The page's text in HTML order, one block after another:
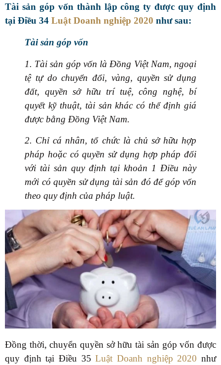
Tài sản góp vốn thành lập công ty được quy định
tại Điều 34 Luật Doanh nghiệp 2020 như sau:
Tài sản góp vốn
1. Tài sản góp vốn là Đồng Việt Nam, ngoại
tệ tự do chuyển đổi, vàng, quyền sử dụng
đất, quyền sở hữu trí tuệ, công nghệ, bí
quyết kỹ thuật, tài sản khác có thể định giá
được bằng Đồng Việt Nam.
2. Chỉ cá nhân, tổ chức là chủ sở hữu hợp
pháp hoặc có quyền sử dụng hợp pháp đối
với tài sản quy định tại khoản 1 Điều này
mới có quyền sử dụng tài sản đó để góp vốn
theo quy định của pháp luật.
Đồng thời, chuyển quyền sở hữu tài sản góp vốn được
quy định tại Điều 35Luật Doanh nghiệp 2020 như